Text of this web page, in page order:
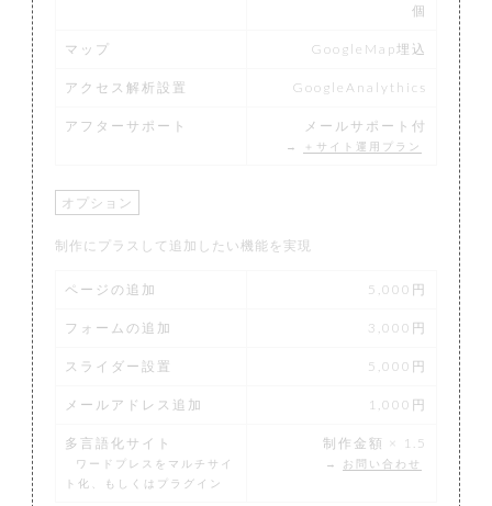
個
マップ GoogleMap埋込
アクセス解析設置 GoogleAnalythics
アフターサポート メールサポート付
→ ＋サイト運用プラン
オプション
制作にプラスして追加したい機能を実現
ページの追加 5,000円
フォームの追加 3,000円
スライダー設置 5,000円
メールアドレス追加 1,000円
多言語化サイト
ワードプレスをマルチサイ
ト化、もしくはプラグイン
制作金額 × 1.5
→ お問い合わせ